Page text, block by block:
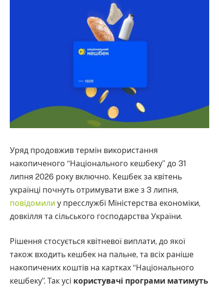
Уряд продовжив термін використання
накопиченого “Національного кешбеку” до 31
липня 2026 року включно. Кешбек за квітень
українці почнуть отримувати вже з 3 липня,
повідомили у пресслужбі Міністерства економіки,
довкілля та сільського господарства України.
Рішення стосується квітневої виплати, до якої
також входить кешбек на пальне, та всіх раніше
накопичених коштів на картках “Національного
кешбеку”. Так усі користувачі програми матимуть